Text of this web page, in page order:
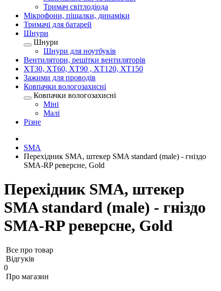
Тримач світлодіода
Мікрофони, піщалки, динаміки
Тримачі для батарей
Шнури
Шнури
Шнури для ноутбуків
Вентилятори, решітки вентиляторів
XT30, XT60, XT90 , XT120, XT150
Зажими для проводів
Ковпачки вологозахисні
Ковпачки вологозахисні
Міні
Малі
Різне
SMA
Перехідник SMA, штекер SMA standard (male) - гніздо
SMA-RP реверсне, Gold
Перехідник SMA, штекер
SMA standard (male) - гніздо
SMA-RP реверсне, Gold
Все про товар
Відгуків
0
Про магазин